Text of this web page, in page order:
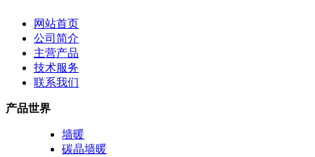
网站首页
公司简介
主营产品
技术服务
联系我们
产品世界
墙暖
碳晶墙暖